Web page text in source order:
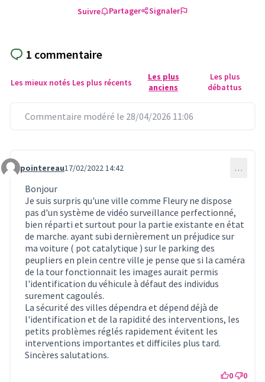
Suivre Partager Signaler
1 commentaire
Les mieux notés Les plus récents
Les plus
anciens
Les plus
débattus
Commentaire modéré le 28/04/2026 11:06
Commentaire 443
pointereau17/02/2022 14:42 …
Bonjour
Je suis surpris qu'une ville comme Fleury ne dispose
pas d'un système de vidéo surveillance perfectionné,
bien réparti et surtout pour la partie existante en état
de marche. ayant subi dernièrement un préjudice sur
ma voiture ( pot catalytique ) sur le parking des
peupliers en plein centre ville je pense que si la caméra
de la tour fonctionnait les images aurait permis
l'identification du véhicule à défaut des individus
surement cagoulés.
La sécurité des villes dépendra et dépend déjà de
l'identification et de la rapidité des interventions, les
petits problèmes réglés rapidement évitent les
interventions importantes et difficiles plus tard.
Sincères salutations.
0 0